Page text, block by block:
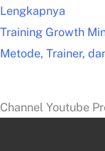
Lengkapnya
Training Growth
Metode, Trainer,
Channel Youtube